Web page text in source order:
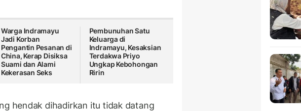
Warga Indramayu
Jadi Korban
Pengantin Pesanan di
China, Kerap Disiksa
Suami dan Alami
Kekerasan Seks
Pembunuhan Satu
Keluarga di
Indramayu, Kesaksian
Terdakwa Priyo
Ungkap Kebohongan
Ririn
hendak dihadirkan itu tidak datang